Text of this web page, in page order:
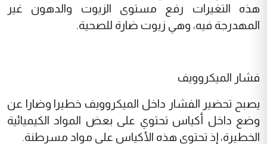
هذه التغيرات رفع مستوى الزيوت والدهون غير
المهدرجة فيه، وهي زيوت ضارة للصحية.
فشار الميكروويف
يصبح تحضير الفشار داخل الميكروويف خطيرا وضارا عن
وضع داخل أكياس تحتوي على بعض المواد الكيميائية
الخطيرة، إذ تحتوي هذه الأكياس على مواد مسرطنة.